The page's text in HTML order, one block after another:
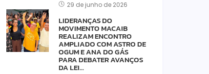
29 de junho de 2026
LIDERANÇAS DO
MOVIMENTO MACAIB
REALIZAM ENCONTRO
AMPLIADO COM ASTRO DE
OGUM E ANA DO GÁS
PARA DEBATER AVANÇOS
DA LEI…